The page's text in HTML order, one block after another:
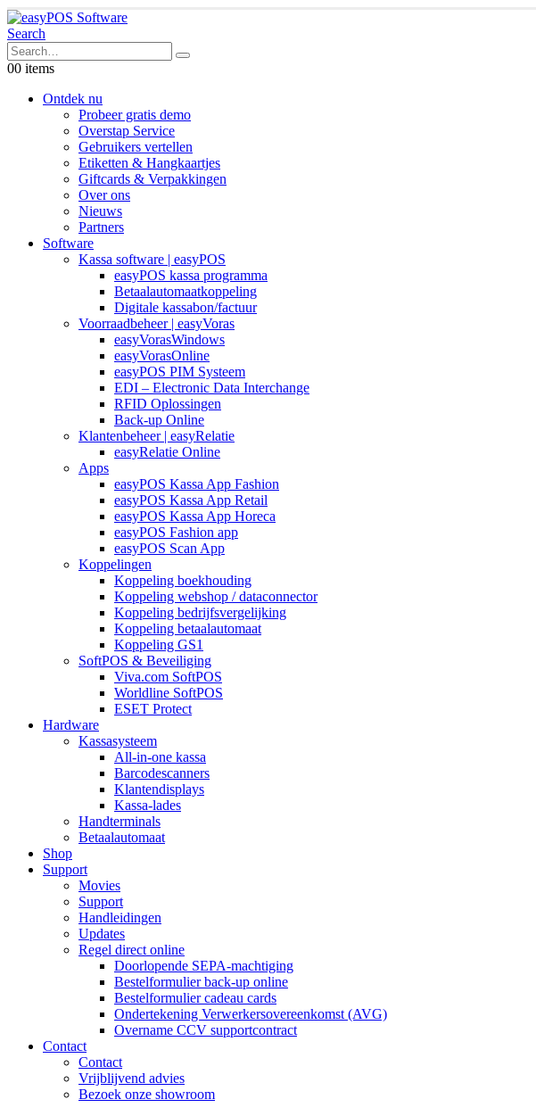
Search
00 items
Ontdek nu
Probeer gratis demo
Overstap Service
Gebruikers vertellen
Etiketten & Hangkaartjes
Giftcards & Verpakkingen
Over ons
Nieuws
Partners
Software
Kassa software | easyPOS
easyPOS kassa programma
Betaalautomaatkoppeling
Digitale kassabon/factuur
Voorraadbeheer | easyVoras
easyVorasWindows
easyVorasOnline
easyPOS PIM Systeem
EDI – Electronic Data Interchange
RFID Oplossingen
Back-up Online
Klantenbeheer | easyRelatie
easyRelatie Online
Apps
easyPOS Kassa App Fashion
easyPOS Kassa App Retail
easyPOS Kassa App Horeca
easyPOS Fashion app
easyPOS Scan App
Koppelingen
Koppeling boekhouding
Koppeling webshop / dataconnector
Koppeling bedrijfsvergelijking
Koppeling betaalautomaat
Koppeling GS1
SoftPOS & Beveiliging
Viva.com SoftPOS
Worldline SoftPOS
ESET Protect
Hardware
Kassasysteem
All-in-one kassa
Barcodescanners
Klantendisplays
Kassa-lades
Handterminals
Betaalautomaat
Shop
Support
Movies
Support
Handleidingen
Updates
Regel direct online
Doorlopende SEPA-machtiging
Bestelformulier back-up online
Bestelformulier cadeau cards
Ondertekening Verwerkersovereenkomst (AVG)
Overname CCV supportcontract
Contact
Contact
Vrijblijvend advies
Bezoek onze showroom